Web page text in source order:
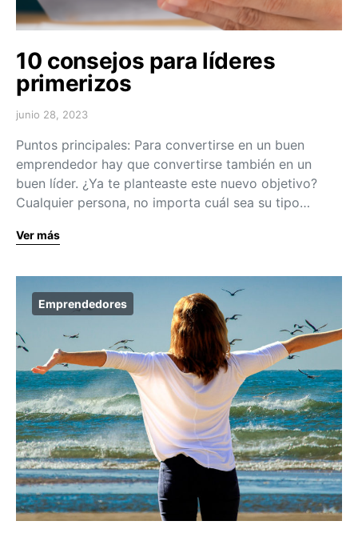
10 consejos para líderes
primerizos
junio 28, 2023
Puntos principales: Para convertirse en un buen
emprendedor hay que convertirse también en un
buen líder. ¿Ya te planteaste este nuevo objetivo?
Cualquier persona, no importa cuál sea su tipo…
Ver más
Emprendedores